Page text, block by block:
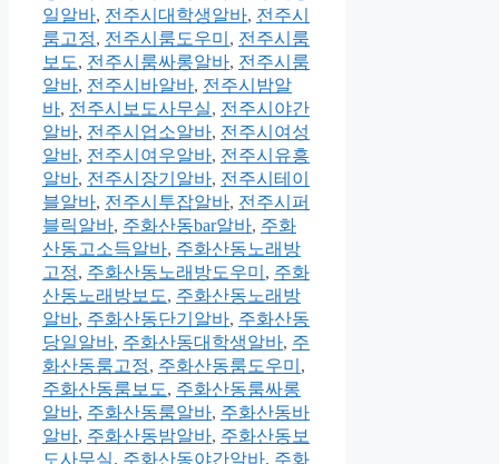
일알바, 전주시대학생알바, 전주시
룸고정, 전주시룸도우미 , 전주시룸
보도, 전주시룸싸롱알바, 전주시룸
알바, 전주시바알바, 전주시밤알
바, 전주시보도사무실, 전주시야간
알바, 전주시업소알바, 전주시여성
알바, 전주시여우알바, 전주시유흥
알바, 전주시장기알바, 전주시테이
블알바, 전주시투잡알바, 전주시퍼
블릭알바, 주화산동bar알바, 주화
산동고소득알바, 주화산동노래방
고정, 주화산동노래방도우미 , 주화
산동노래방보도, 주화산동노래방
알바, 주화산동단기알바, 주화산동
당일알바, 주화산동대학생알바, 주
화산동룸고정, 주화산동룸도우미 ,
주화산동룸보도, 주화산동룸싸롱
알바, 주화산동룸알바, 주화산동바
알바, 주화산동밤알바, 주화산동보
도사무실, 주화산동야간알바, 주화